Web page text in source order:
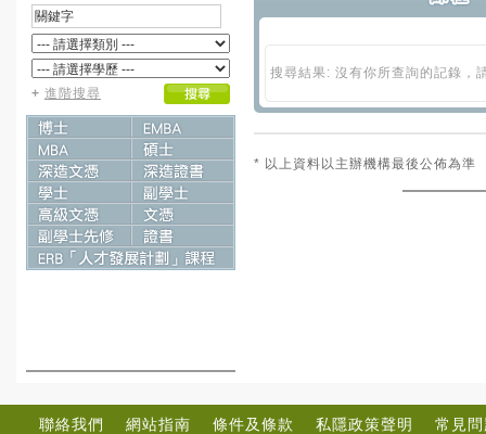
+ 進階搜尋
搜尋結果: 沒有你所查詢的記錄，
* 以上資料以主辦機構最後公佈為準
聯絡我們 網站指南 條件及條款 私隱政策聲明 常見